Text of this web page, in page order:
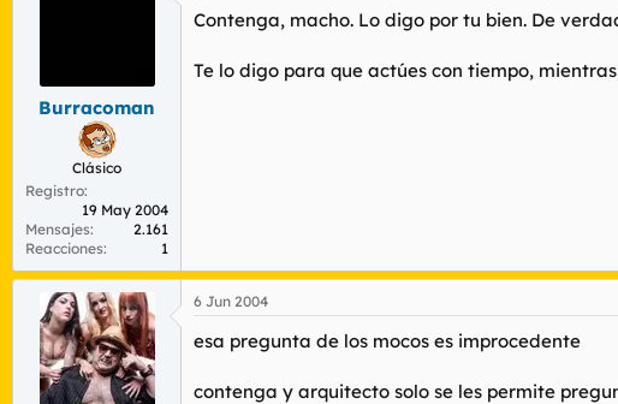
Burracoman
Clásico
Registro
19 May 2004
Mensajes
2.161
Reacciones
1
Contenga, macho. Lo digo por tu bien. De
Te lo digo para que actúes con tiempo,
6 Jun 2004
esa pregunta de los mocos es improcedente
contenga y arquitecto solo se les permite